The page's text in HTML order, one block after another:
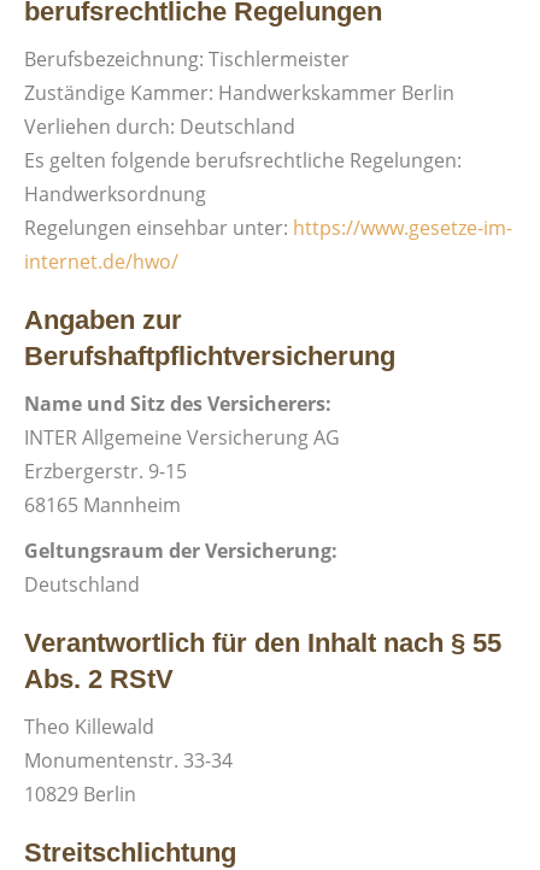
berufsrechtliche Regelungen
Berufsbezeichnung: Tischlermeister
Zuständige Kammer: Handwerkskammer Berlin
Verliehen durch: Deutschland
Es gelten folgende berufsrechtliche Regelungen:
Handwerksordnung
Regelungen einsehbar unter: https://www.gesetze-im-
internet.de/hwo/
Angaben zur
Berufshaftpflichtversicherung
Name und Sitz des Versicherers:
INTER Allgemeine Versicherung AG
Erzbergerstr. 9-15
68165 Mannheim
Geltungsraum der Versicherung:
Deutschland
Verantwortlich für den Inhalt nach § 55
Abs. 2 RStV
Theo Killewald
Monumentenstr. 33-34
10829 Berlin
Streitschlichtung